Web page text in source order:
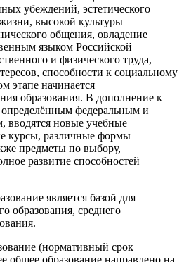
убеждений, эстетического
высокой культуры
общения, овладение
языком Российской
и физического труда,
способности к социальному
этапе начинается
образования. В дополнение к
федеральным и
вводятся новые учебные
курсы, различные формы
предметы по выбору,
развитие способностей
является базой для
образования, среднего
(нормативный срок
общее образование направлено на